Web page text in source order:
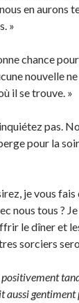
en aurons
»
chance
nouvelle
il se trouve. »
pas.
pour la
je vous
nous tous ?
le dîner et
sorciers
aussi